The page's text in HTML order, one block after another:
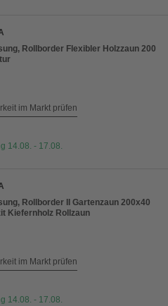
Rollborder Flexibler Holzzaun 200
im Markt prüfen
14.08. - 17.08.
Rollborder II Gartenzaun 200x40
Kiefernholz Rollzaun
im Markt prüfen
14.08. - 17.08.